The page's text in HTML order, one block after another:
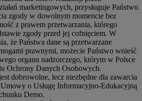
marketingowych, przysługuje Państwu
zgody w dowolnym momencie bez
z prawem przetwarzania, którego
zgody przed jej cofnięciem. W
że Państwa dane są przetwarzane
prawnymi, możecie Państwo wnieść
organu nadzorczego, którym w Polsce
Ochrony Danych Osobowych.
dobrowolne, lecz niezbędne dla zawarcia
o Usługę Informacyjno-Edukacyjną
Demo.